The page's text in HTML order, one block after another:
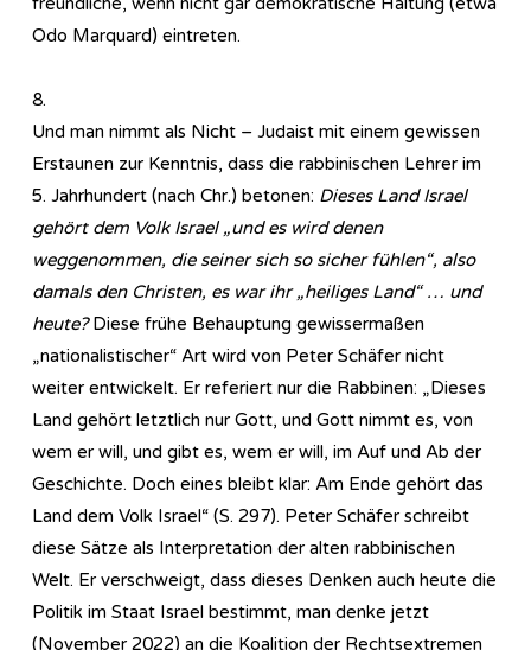
Odo Marquard) eintreten.
8.
Und man nimmt als Nicht – Judaist mit einem gewissen
Erstaunen zur Kenntnis, dass die rabbinischen Lehrer im
5. Jahrhundert (nach Chr.) betonen: Dieses Land Israel
gehört dem Volk Israel „und es wird denen
weggenommen, die seiner sich so sicher fühlen“, also
damals den Christen, es war ihr „heiliges Land“ … und
heute?Diese frühe Behauptung gewissermaßen
„nationalistischer“ Art wird von Peter Schäfer nicht
weiter entwickelt. Er referiert nur die Rabbinen: „Dieses
Land gehört letztlich nur Gott, und Gott nimmt es, von
wem er will, und gibt es, wem er will, im Auf und Ab der
Geschichte. Doch eines bleibt klar: Am Ende gehört das
Land dem Volk Israel“ (S. 297). Peter Schäfer schreibt
diese Sätze als Interpretation der alten rabbinischen
Welt. Er verschweigt, dass dieses Denken auch heute die
Politik im Staat Israel bestimmt, man denke jetzt
(November 2022) an die Koalition der Rechtsextremen